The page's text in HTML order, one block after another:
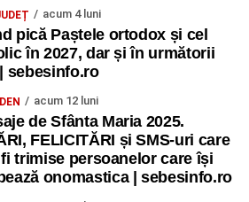
AUGUST 2026
orașului
Răhău: activități recreative pentru
„M. Kogălniceanu”: activități
acum 4 luni
pică Paștele ortodox și cel
în 2027, dar și în următorii
sebesinfo.ro
acum 12 luni
de Sfânta Maria 2025.
FELICITĂRI și SMS-uri care
trimise persoanelor care își
onomastica | sebesinfo.ro